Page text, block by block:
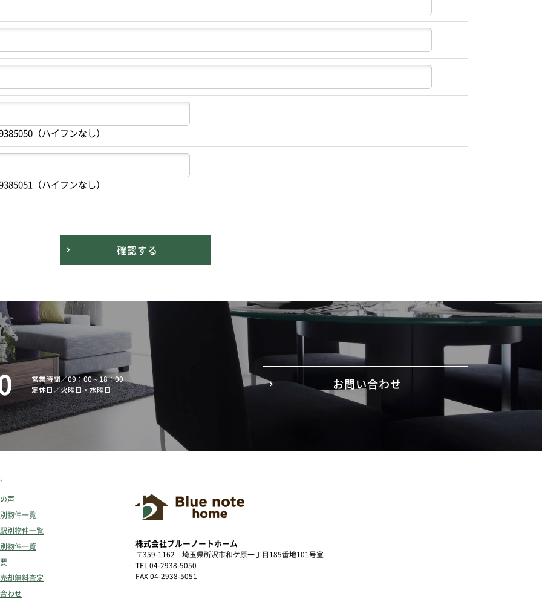
（ハイフンなし）
（ハイフンなし）
確認する
営業時間／09：00～18：00
定休日／火曜日・水曜日 お問い合わせ
声
物件一覧
別物件一覧
物件一覧
却無料査定
わせ
株式会社ブルーノートホーム
〒359-1162 埼玉県所沢市和ケ原一丁目185番地101号室
TEL 04-2938-5050
FAX 04-2938-5051